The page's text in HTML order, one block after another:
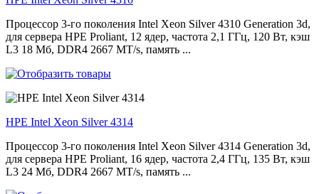
Процессор 3-го поколения Intel Xeon Silver 4310 Generation 3d,
для сервера HPE Proliant, 12 ядер, частота 2,1 ГГц, 120 Вт, кэш
L3 18 Мб, DDR4 2667 MT/s, память ...
HPE Intel Xeon Silver 4314
Процессор 3-го поколения Intel Xeon Silver 4314 Generation 3d,
для сервера HPE Proliant, 16 ядер, частота 2,4 ГГц, 135 Вт, кэш
L3 24 Мб, DDR4 2667 MT/s, память ...